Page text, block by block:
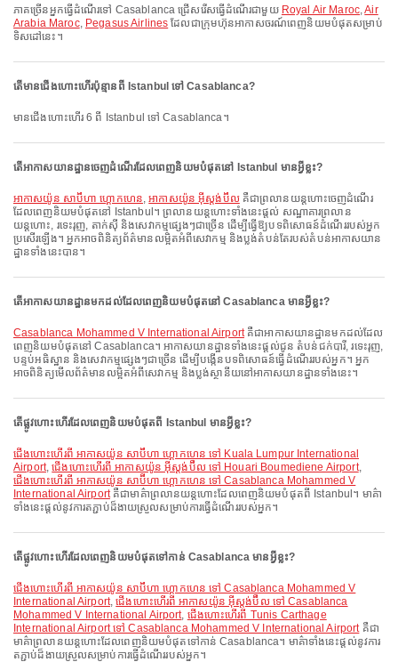
ភាគច្រើនអ្នកធ្វើដំណើរទៅ Casablanca ជ្រើសរើសធ្វើដំណើរជាមួយ Royal Air Maroc,Air
Arabia Maroc, Pegasus Airlines ដែលជាក្រុមហ៊ុនអាកាសចរណ៍ពេញនិយមបំផុតសម្រាប់
ទិសដៅនេះ។
តើមានជើងហោះហើរប៉ុន្មានពី Istanbul ទៅ Casablanca?
មានជើងហោះហើរ 6 ពី Istanbul ទៅ Casablanca។
តើអាកាសយានដ្ឋានចេញដំណើរដែលពេញនិយមបំផុតនៅ Istanbul មានអ្វីខ្លះ?
អាកាសយ៉ូន សាប៊ីហា ហ្គោកហេន,អាកាសយ៉ូន អ៊ីស្តង់ប៊ឺលគឺជាព្រលានយន្តហោះចេញដំណើរ
ដែលពេញនិយមបំផុតនៅ Istanbul។ ព្រលានយន្តហោះទាំងនេះផ្តល់ សណ្ឋាគារព្រលាន
យន្តហោះ, រទេះរុញ, តាក់ស៊ី និងសេវាកម្មផ្សេងៗជាច្រើន ដើម្បីធ្វើឱ្យបទពិសោធន៍ដំណើររបស់អ្នក
ប្រសើរឡើង។ អ្នកអាចពិនិត្យព័ត៌មានលម្អិតអំពីសេវាកម្ម និងប្លង់តំបន់តែរបស់តំបន់អាកាសយាន
ដ្ឋានទាំងនេះបាន។
តើអាកាសយានដ្ឋានមកដល់ដែលពេញនិយមបំផុតនៅ Casablanca មានអ្វីខ្លះ?
Casablanca Mohammed V International Airportគឺជាអាកាសយានដ្ឋានមកដល់ដែល
ពេញនិយមបំផុតនៅ Casablanca។ អាកាសយានដ្ឋានទាំងនេះផ្តល់ជូន តំបន់ជក់បារី, រទេះរុញ,
បន្ទប់អធិស្ឋាន និងសេវាកម្មផ្សេងៗជាច្រើន ដើម្បីបង្កើនបទពិសោធន៍ធ្វើដំណើររបស់អ្នក។ អ្នក
អាចពិនិត្យមើលព័ត៌មានលម្អិតអំពីសេវាកម្ម និងប្លង់ស្ថានីយនៅអាកាសយានដ្ឋានទាំងនេះ។
តើផ្លូវហោះហើរដែលពេញនិយមបំផុតពី Istanbul មានអ្វីខ្លះ?
ជើងហោះហើរពី អាកាសយ៉ូន សាប៊ីហា ហ្គោកហេន ទៅ Kuala Lumpur International
Airport,ជើងហោះហើរពី អាកាសយ៉ូន អ៊ីស្តង់ប៊ឺល ទៅ Houari Boumediene Airport,
ជើងហោះហើរពី អាកាសយ៉ូន សាប៊ីហា ហ្គោកហេន ទៅ Casablanca Mohammed V
International Airportគឺជាមាគ៌ាព្រលានយន្តហោះដែលពេញនិយមបំផុតពី Istanbul។ មាគ៌ា
ទាំងនេះផ្តល់នូវការតភ្ជាប់ដ៏ងាយស្រួលសម្រាប់ការធ្វើដំណើររបស់អ្នក។
តើផ្លូវហោះហើរដែលពេញនិយមបំផុតទៅកាន់ Casablanca មានអ្វីខ្លះ?
ជើងហោះហើរពី អាកាសយ៉ូន សាប៊ីហា ហ្គោកហេន ទៅ Casablanca Mohammed V
International Airport,ជើងហោះហើរពី អាកាសយ៉ូន អ៊ីស្តង់ប៊ឺល ទៅ Casablanca
Mohammed V International Airport, ជើងហោះហើរពី Tunis Carthage
International Airport ទៅ Casablanca Mohammed V International Airportគឺជា
មាគ៌ាព្រលានយន្តហោះដែលពេញនិយមបំផុតទៅកាន់ Casablanca។ មាគ៌ាទាំងនេះផ្តល់នូវការ
តភ្ជាប់ដ៏ងាយស្រួលសម្រាប់ការធ្វើដំណើររបស់អ្នក។